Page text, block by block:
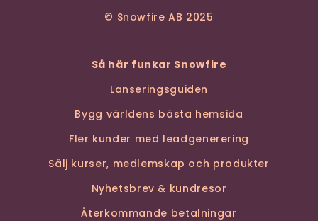
© Snowfire AB 2025
Så här funkar Snowfire
Lanseringsguiden
Bygg världens bästa hemsida
Fler kunder med leadgenerering
Sälj kurser, medlemskap och produkter
Nyhetsbrev & kundresor
Återkommande betalningar